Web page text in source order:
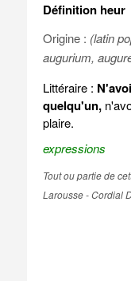
Définition heur
Origine : (latin
augurium,
Littéraire :
quelqu'un,
plaire.
expressions
Tout ou partie de
Larousse - Cordial